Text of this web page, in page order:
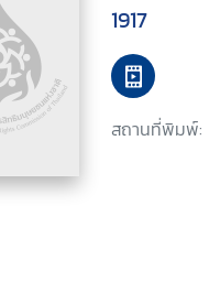
1917
สถานที่พิมพ์: